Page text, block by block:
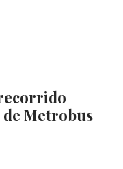
Metrobus